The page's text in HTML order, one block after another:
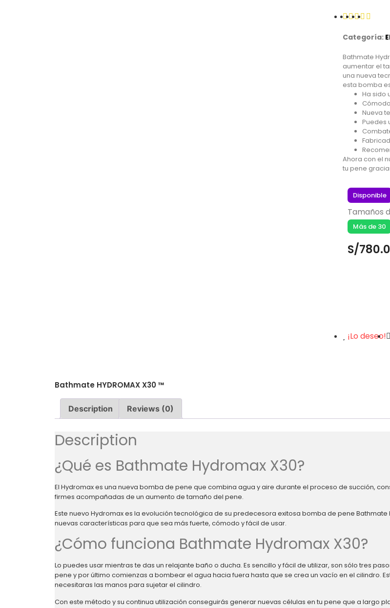
Categoría:
Bathmate
aumentar el
una nueva
esta bomba
Ha sido
Nueva
Puedes
Ahora con el
tu pene
Disponible
Tamaños
Más de 30
S/
¡Lo deseo!
Bathmate HYDROMAX X30 ™
Description Reviews (0)
Description
¿Qué es Bathmate Hydromax X30?
El Hydromax es una nueva bomba de pene que combina agua y aire durante el proceso de succión,
firmes acompañadas de un aumento de tamaño del pene.
Este nuevo Hydromax es la evolución tecnológica de su predecesora exitosa bomba de pene
nuevas características para que sea más fuerte, cómodo y fácil de usar.
¿Cómo funciona Bathmate Hydromax X30?
Lo puedes usar mientras te das un relajante baño o ducha. Es sencillo y fácil de utilizar, son sólo tres
pene y por último comienzas a bombear el agua hacia fuera hasta que se crea un vacío en el cilindro.
necesitaras las manos para sujetar el cilindro.
Con este método y su continua utilización conseguirás generar nuevas células en tu pene que a largo